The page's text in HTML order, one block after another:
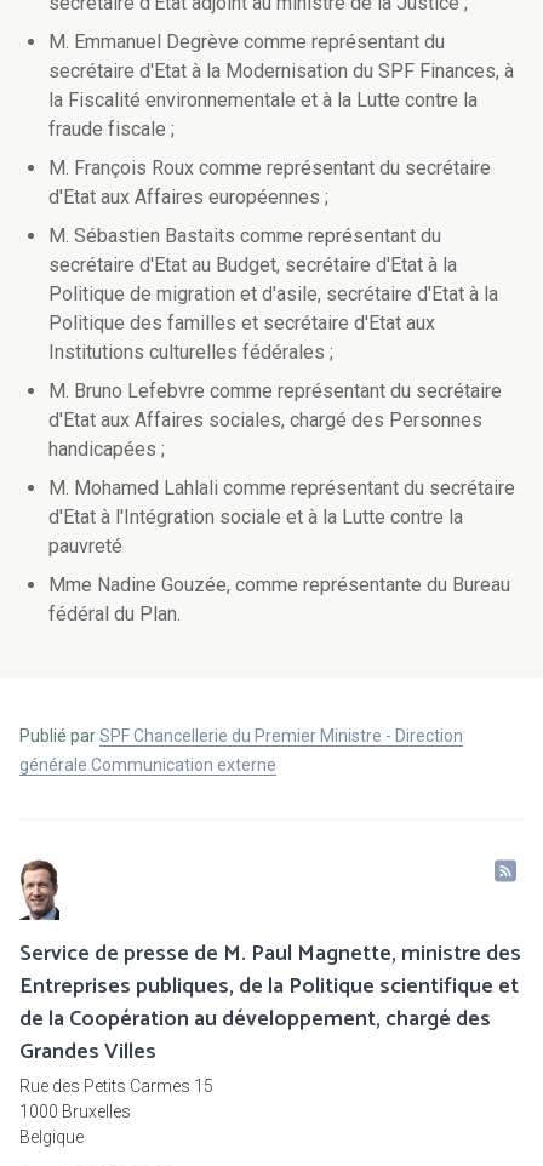
M. Emmanuel Degrève comme représentant du
secrétaire d'Etat à la Modernisation du SPF Finances, à
la Fiscalité environnementale et à la Lutte contre la
fraude fiscale ;
M. François Roux comme représentant du secrétaire
d'Etat aux Affaires européennes ;
M. Sébastien Bastaits comme représentant du
secrétaire d'Etat au Budget, secrétaire d'Etat à la
Politique de migration et d'asile, secrétaire d'Etat à la
Politique des familles et secrétaire d'Etat aux
Institutions culturelles fédérales ;
M. Bruno Lefebvre comme représentant du secrétaire
d'Etat aux Affaires sociales, chargé des Personnes
handicapées ;
M. Mohamed Lahlali comme représentant du secrétaire
d'Etat à l'Intégration sociale et à la Lutte contre la
pauvreté
Mme Nadine Gouzée, comme représentante du Bureau
fédéral du Plan.
Publié parSPF Chancellerie du Premier Ministre - Direction
générale Communication externe
Service de presse de M. Paul Magnette, ministre des
Entreprises publiques, de la Politique scientifique et
de la Coopération au développement, chargé des
Grandes Villes
Rue des Petits Carmes 15
1000 Bruxelles
Belgique